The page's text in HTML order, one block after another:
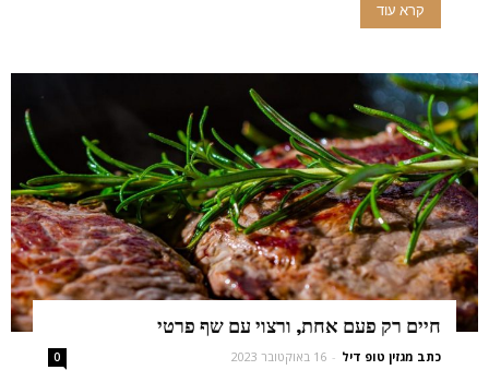
קרא עוד
חיים רק פעם אחת, ורצוי עם שף פרטי
כתב מגזין טופ דיל - 16 באוקטובר 2023 0